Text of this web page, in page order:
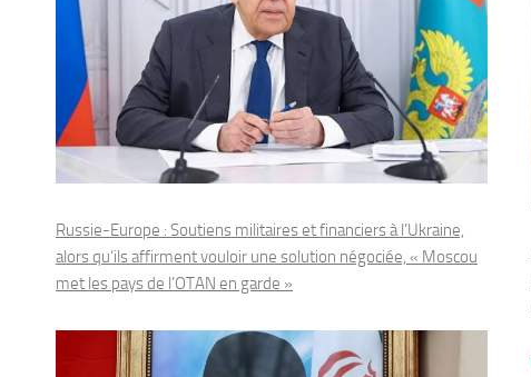
Russie-Europe : Soutiens militaires et financiers à l’Ukraine,
alors qu’ils affirment vouloir une solution négociée, « Moscou
met les pays de l’OTAN en garde »